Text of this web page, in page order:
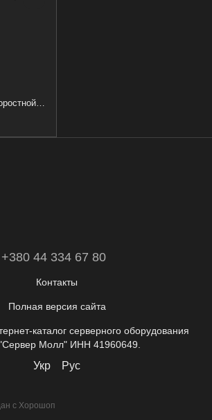
Трансивер высокоскоростной HUAWEI QSFP28
+380 44 334 67 80
Контакты
Полная версия сайта
каталог серверного оборудования
Молл" ИНН 41960649.
Укр Рус
с Хорошоп